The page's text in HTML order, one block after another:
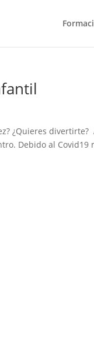
¿Quieres
Debido al Covid19